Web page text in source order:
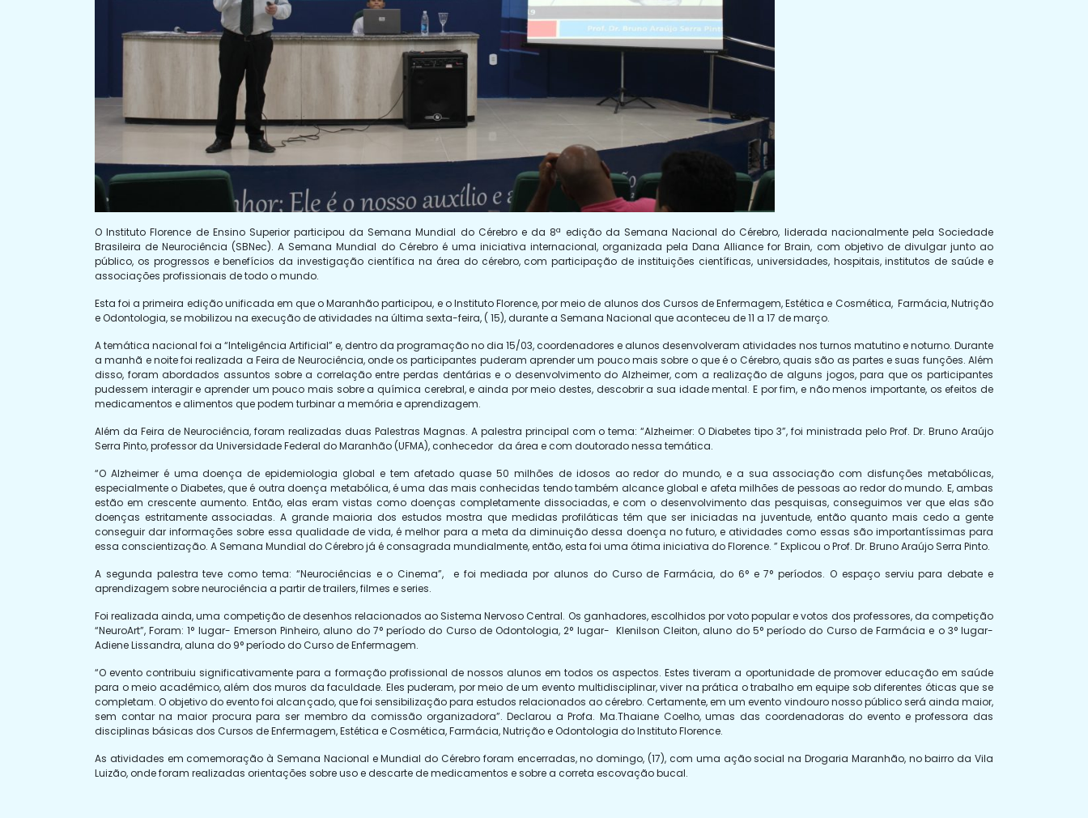
O Instituto Florence de Ensino Superior participou da Semana Mundial do Cérebro e da 8ª edição da Semana Nacional do Cérebro, liderada nacionalmente pela Sociedade
Brasileira de Neurociência (SBNec). A Semana Mundial do Cérebro é uma iniciativa internacional, organizada pela Dana Alliance for Brain, com objetivo de divulgar junto ao
público, os progressos e benefícios da investigação científica na área do cérebro, com participação de instituições científicas, universidades, hospitais, institutos de saúde e
associações profissionais de todo o mundo.
Esta foi a primeira edição unificada em que o Maranhão participou, e o Instituto Florence, por meio de alunos dos Cursos de Enfermagem, Estética e Cosmética, Farmácia, Nutrição
e Odontologia, se mobilizou na execução de atividades na última sexta-feira, ( 15), durante a Semana Nacional que aconteceu de 11 a 17 de março.
A temática nacional foi a “Inteligência Artificial” e, dentro da programação no dia 15/03, coordenadores e alunos desenvolveram atividades nos turnos matutino e noturno. Durante
a manhã e noite foi realizada a Feira de Neurociência, onde os participantes puderam aprender um pouco mais sobre o que é o Cérebro, quais são as partes e suas funções. Além
disso, foram abordados assuntos sobre a correlação entre perdas dentárias e o desenvolvimento do Alzheimer, com a realização de alguns jogos, para que os participantes
pudessem interagir e aprender um pouco mais sobre a química cerebral, e ainda por meio destes, descobrir a sua idade mental. E por fim, e não menos importante, os efeitos de
medicamentos e alimentos que podem turbinar a memória e aprendizagem.
Além da Feira de Neurociência, foram realizadas duas Palestras Magnas. A palestra principal com o tema: “Alzheimer: O Diabetes tipo 3”, foi ministrada pelo Prof. Dr. Bruno Araújo
Serra Pinto, professor da Universidade Federal do Maranhão (UFMA), conhecedor da área e com doutorado nessa temática.
“O Alzheimer é uma doença de epidemiologia global e tem afetado quase 50 milhões de idosos ao redor do mundo, e a sua associação com disfunções metabólicas,
especialmente o Diabetes, que é outra doença metabólica, é uma das mais conhecidas tendo também alcance global e afeta milhões de pessoas ao redor do mundo. E, ambas
estão em crescente aumento. Então, elas eram vistas como doenças completamente dissociadas, e com o desenvolvimento das pesquisas, conseguimos ver que elas são
doenças estritamente associadas. A grande maioria dos estudos mostra que medidas profiláticas têm que ser iniciadas na juventude, então quanto mais cedo a gente
conseguir dar informações sobre essa qualidade de vida, é melhor para a meta da diminuição dessa doença no futuro, e atividades como essas são importantíssimas para
essa conscientização. A Semana Mundial do Cérebro já é consagrada mundialmente, então, esta foi uma ótima iniciativa do Florence. ” Explicou o Prof. Dr. Bruno Araújo Serra Pinto.
A segunda palestra teve como tema: “Neurociências e o Cinema”, e foi mediada por alunos do Curso de Farmácia, do 6° e 7° períodos. O espaço serviu para debate e
aprendizagem sobre neurociência a partir de trailers, filmes e series.
Foi realizada ainda, uma competição de desenhos relacionados ao Sistema Nervoso Central. Os ganhadores, escolhidos por voto popular e votos dos professores, da competição
“NeuroArt”, Foram: 1° lugar- Emerson Pinheiro, aluno do 7° período do Curso de Odontologia, 2° lugar- Klenilson Cleiton, aluno do 5° período do Curso de Farmácia e o 3° lugar-
Adiene Lissandra, aluna do 9° período do Curso de Enfermagem.
“O evento contribuiu significativamente para a formação profissional de nossos alunos em todos os aspectos. Estes tiveram a oportunidade de promover educação em saúde
para o meio acadêmico, além dos muros da faculdade. Eles puderam, por meio de um evento multidisciplinar, viver na prática o trabalho em equipe sob diferentes óticas que se
completam. O objetivo do evento foi alcançado, que foi sensibilização para estudos relacionados ao cérebro. Certamente, em um evento vindouro nosso público será ainda maior,
sem contar na maior procura para ser membro da comissão organizadora”. Declarou a Profa. Ma.Thaiane Coelho, umas das coordenadoras do evento e professora das
disciplinas básicas dos Cursos de Enfermagem, Estética e Cosmética, Farmácia, Nutrição e Odontologia do Instituto Florence.
As atividades em comemoração à Semana Nacional e Mundial do Cérebro foram encerradas, no domingo, (17), com uma ação social na Drogaria Maranhão, no bairro da Vila
Luizão, onde foram realizadas orientações sobre uso e descarte de medicamentos e sobre a correta escovação bucal.